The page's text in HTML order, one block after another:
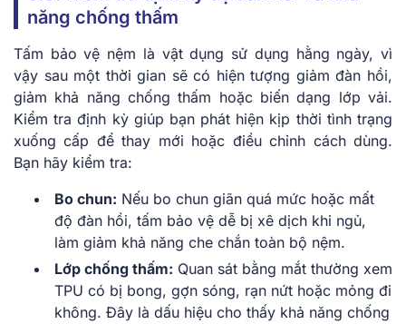
năng chống thấm
Tấm bảo vệ nệm là vật dụng sử dụng hằng ngày, vì
vậy sau một thời gian sẽ có hiện tượng giảm đàn hồi,
giảm khả năng chống thấm hoặc biến dạng lớp vải.
Kiểm tra định kỳ giúp bạn phát hiện kịp thời tình trạng
xuống cấp để thay mới hoặc điều chỉnh cách dùng.
Bạn hãy kiểm tra:
Bo chun: Nếu bo chun giãn quá mức hoặc mất
độ đàn hồi, tấm bảo vệ dễ bị xê dịch khi ngủ,
làm giảm khả năng che chắn toàn bộ nệm.
Lớp chống thấm: Quan sát bằng mắt thường xem
TPU có bị bong, gợn sóng, rạn nứt hoặc mỏng đi
không. Đây là dấu hiệu cho thấy khả năng chống